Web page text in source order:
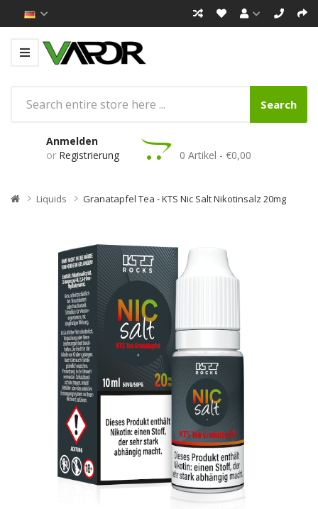
Search
Anmelden
or Registrierung 0 Artikel - €0,00
Liquids Granatapfel Tea - KTS Nic Salt Nikotinsalz 20mg